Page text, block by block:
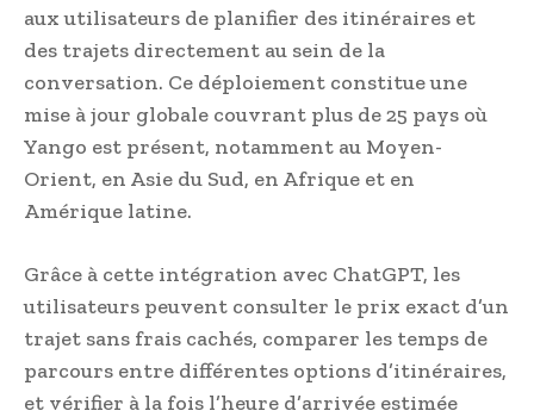
aux utilisateurs de planifier des itinéraires et
des trajets directement au sein de la
conversation. Ce déploiement constitue une
mise à jour globale couvrant plus de 25 pays où
Yango est présent, notamment au Moyen-
Orient, en Asie du Sud, en Afrique et en
Amérique latine.
Grâce à cette intégration avec ChatGPT, les
utilisateurs peuvent consulter le prix exact d’un
trajet sans frais cachés, comparer les temps de
parcours entre différentes options d’itinéraires,
et vérifier à la fois l’heure d’arrivée estimée